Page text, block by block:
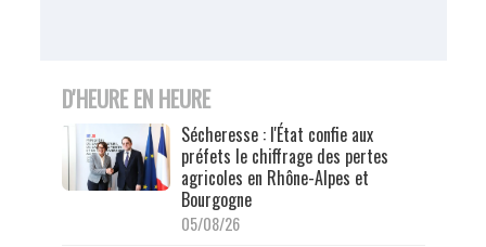
D'HEURE EN HEURE
Sécheresse : l'État confie aux
préfets le chiffrage des pertes
agricoles en Rhône-Alpes et
Bourgogne
05/08/26